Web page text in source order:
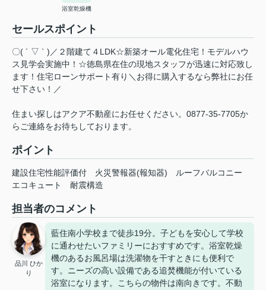
浴室乾燥機
セールスポイント
〇( ´ ▽ ` )／２階建て４LDK☆新築オール電化住宅！モデルハウ
ス見学会実施中！☆徳島県在住の現地スタッフが迅速に対応致し
ます！住宅ローンサポート有り＼お得に購入するなら弊社にお任
せ下さい！／
住まい探しはアクア不動産にお任せください。0877-35-7705か
らご連絡をお待ちしております。
ポイント
建設住宅性能評価付 火災警報器(報知器)
ルーフバルコニー
エコキュート
耐震構造
担当者のコメント
品川 ひか
り
藍住南小学校まで徒歩19分。子どもを安心して学校
に通わせたいファミリーにおすすめです。浴室乾燥
機のあるお風呂場は洗濯物を干すときにも便利で
す。ニーズの高い設備である追焚機能が付いている
浴室になります。こちらの物件は南向きです。不動